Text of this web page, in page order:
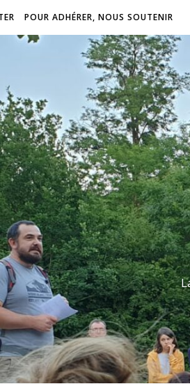
POUR ADHÉRER, NOUS SOUTENIR